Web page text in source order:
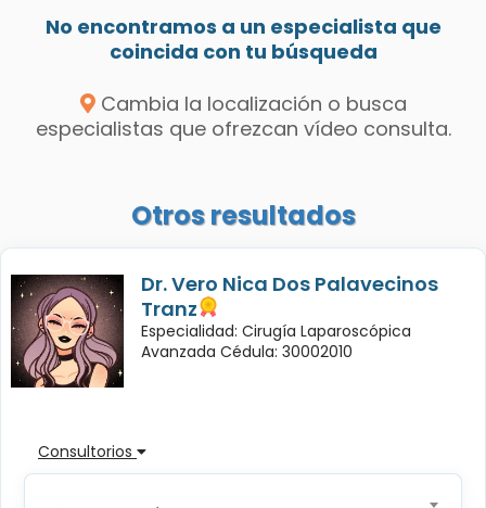
No encontramos a un especialista que
coincida con tu búsqueda
Cambia la localización o busca
especialistas que ofrezcan vídeo consulta.
Otros resultados
Dr. Vero Nica Dos Palavecinos
Tranz
Especialidad: Cirugía Laparoscópica
Avanzada Cédula: 30002010
Consultorios